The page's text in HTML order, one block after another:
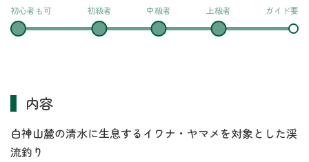
初心者も可 初級者 中級者 上級者 ガイド要
内容
白神山麓の清水に生息するイワナ・ヤマメを対象とした渓
流釣り